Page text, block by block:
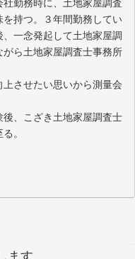
勤務時に、土地家屋調査
持つ。３年間勤務してい
一念発起して土地家屋調
ら土地家屋調査士事務所
させたい思いから測量会
、こざき土地家屋調査士
。